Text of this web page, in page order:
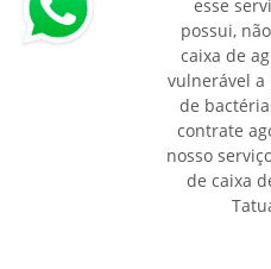
esse
possui,
caixa de
vulnerável
de
contrate
nosso
de caixa